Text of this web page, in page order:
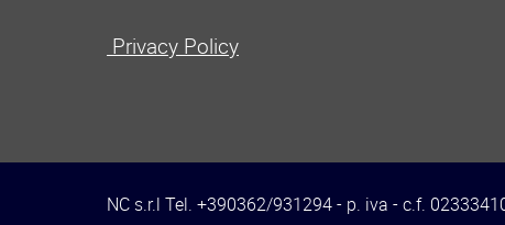
Privacy Policy
NC s.r.l Tel. +390362/931294 - p. iva - c.f.